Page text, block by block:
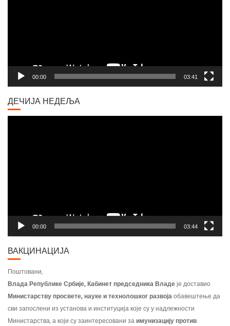
00:00 03:41
ДЕЧИЈА НЕДЕЉА
00:00 03:44
ВАКЦИНАЦИЈА
Поштовани,
Влада Републике Србије, Кабинет председника Владеје доставио
Министарству просвете, науке и технолошког развојаобавештење да
сви запослени из установа и институција које су у надлежности
Министарства, а који су заинтересовани заимунизацију против